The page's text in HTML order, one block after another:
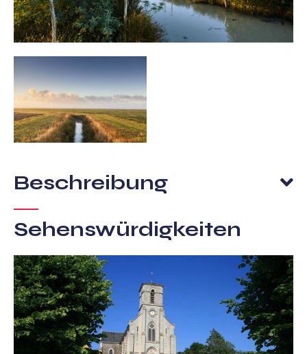
Beschreibung
Sehenswürdigkeiten